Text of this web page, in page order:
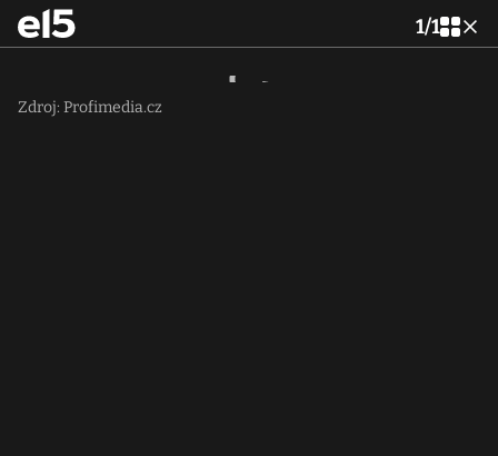
1/1
Zdroj: Profimedia.cz